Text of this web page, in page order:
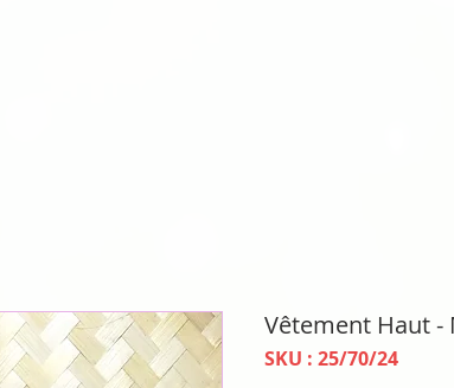
Vêtement Haut -
SKU : 25/70/24